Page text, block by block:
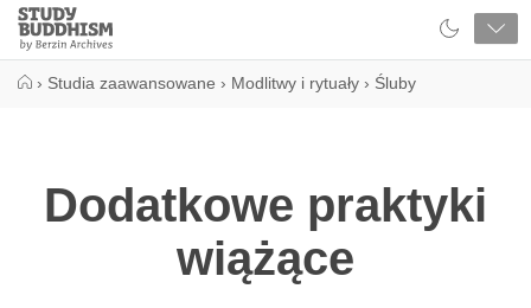
Close
Study
Buddhism
› Studia zaawansowane › Modlitwy i rytuały › Śluby
Dodatkowe praktyki
wiążące